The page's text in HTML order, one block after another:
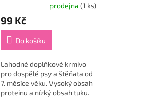
produktu
je
z
hvězdiček.
prodejna(1 ks)
99 Kč
Do košíku
Lahodné doplňkové krmivo
pro dospělé psy a štěňata od
7. měsíce věku. Vysoký obsah
proteinu a nízký obsah tuku.